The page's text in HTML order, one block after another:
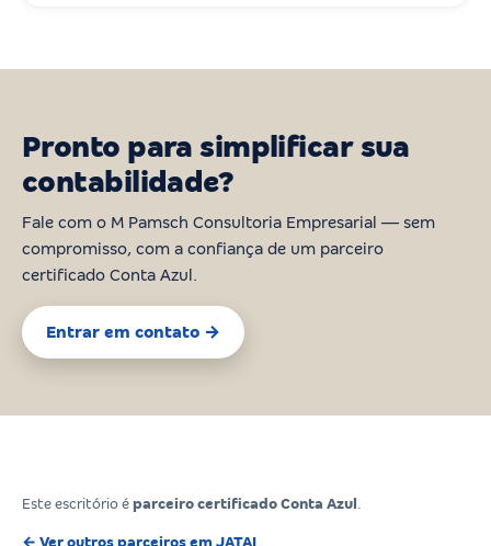
Pronto para simplificar sua
contabilidade?
Fale com o M Pamsch Consultoria Empresarial — sem
compromisso, com a confiança de um parceiro
certificado Conta Azul.
Entrar em contato →
Este escritório é parceiro certificado Conta Azul
← Ver outros parceiros em JATAI